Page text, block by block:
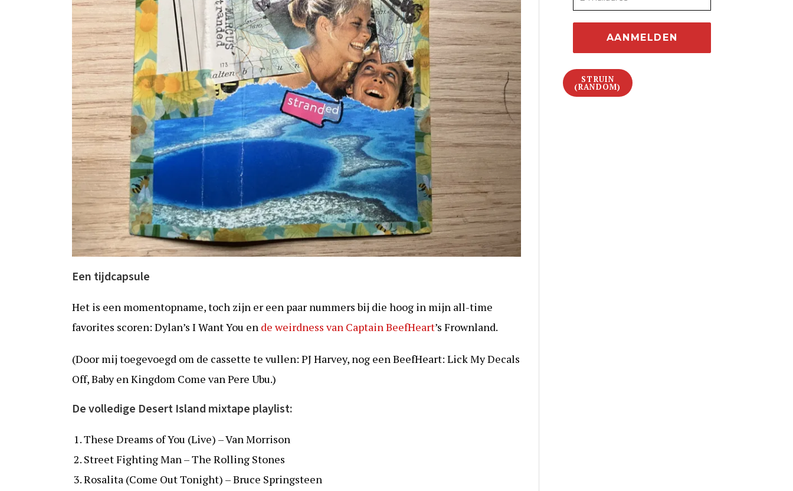
Een tijdcapsule
Het is een momentopname, toch zijn er een paar nummers bij die hoog in mijn all-time
favorites scoren: Dylan’s I Want You en de weirdness van Captain BeefHeart’s Frownland.
(Door mij toegevoegd om de cassette te vullen: PJ Harvey, nog een BeefHeart: Lick My Decals
Off, Baby en Kingdom Come van Pere Ubu.)
De volledige Desert Island mixtape playlist:
These Dreams of You (Live) – Van Morrison
Street Fighting Man – The Rolling Stones
Rosalita (Come Out Tonight) – Bruce Springsteen
STRUIN
(RANDOM)